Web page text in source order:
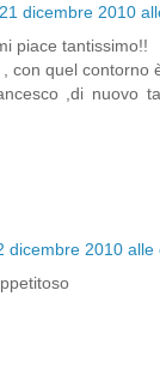
21 dicembre 2010
piace tantissimo!!
con quel contorno
,di nuovo
dicembre 2010 alle